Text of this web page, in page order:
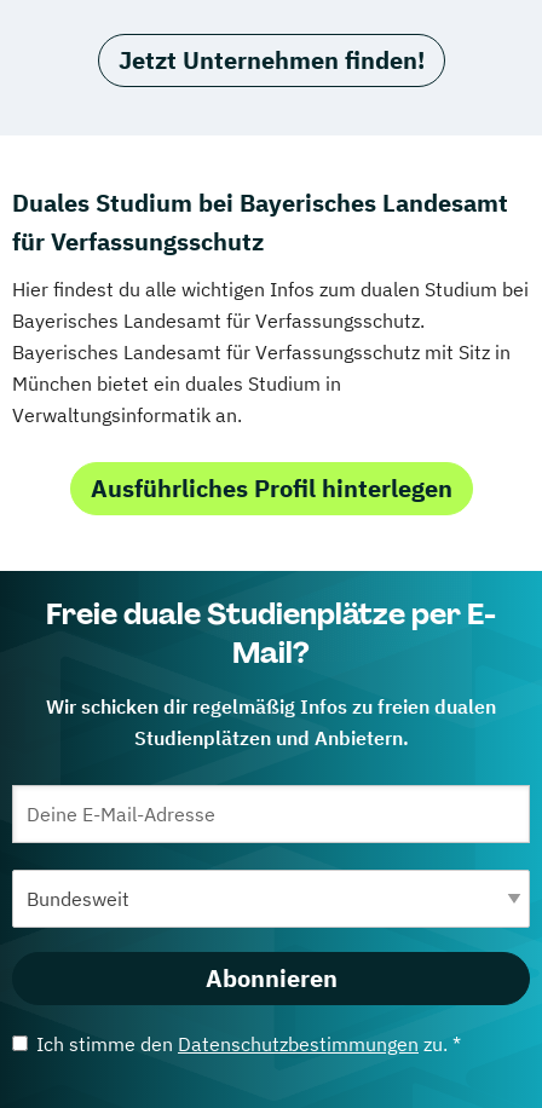
Jetzt Unternehmen finden!
Duales Studium bei Bayerisches Landesamt
für Verfassungsschutz
Hier findest du alle wichtigen Infos zum dualen Studium bei
Bayerisches Landesamt für Verfassungsschutz.
Bayerisches Landesamt für Verfassungsschutz mit Sitz in
München bietet ein duales Studium in
Verwaltungsinformatik an.
Ausführliches Profil hinterlegen
Freie duale Studienplätze per E-
Mail?
Wir schicken dir regelmäßig Infos zu freien dualen
Studienplätzen und Anbietern.
Abonnieren
Ich stimme den Datenschutzbestimmungen zu. *